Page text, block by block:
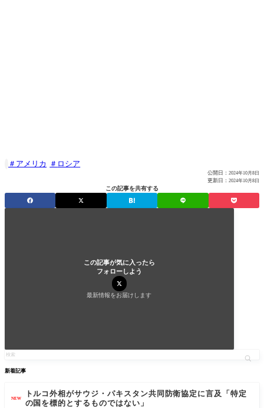
アメリカ ロシア
公開日： 2024年10月8日
更新日： 2024年10月8日
この記事を共有する
この記事が気に入ったら
フォローしよう
最新情報をお届けします
新着記事
NEW
トルコ外相がサウジ・パキスタン共同防衛協定に言及「特定
の国を標的とするものではない」